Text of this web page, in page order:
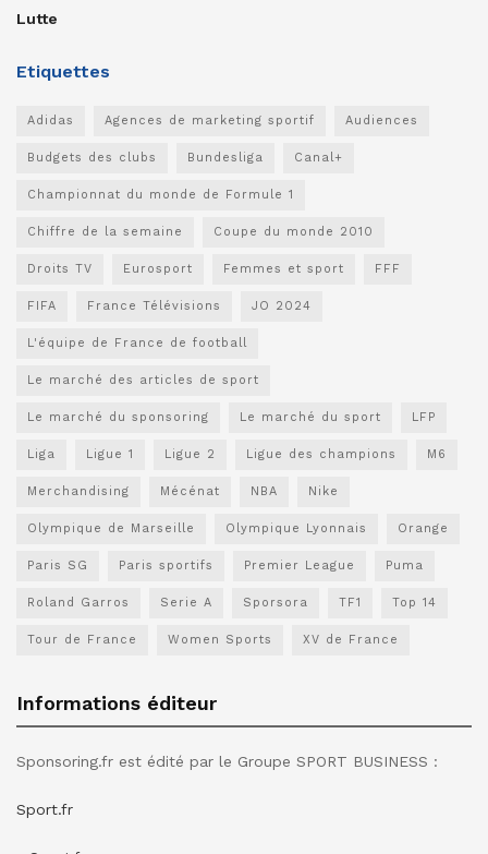
Lutte
Etiquettes
Adidas Agences de marketing sportif Audiences
Budgets des clubs Bundesliga Canal+
Championnat du monde de Formule 1
Chiffre de la semaine Coupe du monde 2010
Droits TV Eurosport Femmes et sport FFF
FIFA France Télévisions JO 2024
L'équipe de France de football
Le marché des articles de sport
Le marché du sponsoring Le marché du sport LFP
Liga Ligue 1 Ligue 2 Ligue des champions M6
Merchandising Mécénat NBA Nike
Olympique de Marseille Olympique Lyonnais Orange
Paris SG Paris sportifs Premier League Puma
Roland Garros Serie A Sporsora TF1 Top 14
Tour de France Women Sports XV de France
Informations éditeur
Sponsoring.fr est édité par le Groupe SPORT BUSINESS :
Sport.fr